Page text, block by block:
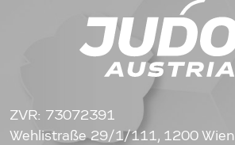
ZVR: 73072391
Wehlistraße 29/1/111, 1200 Wien